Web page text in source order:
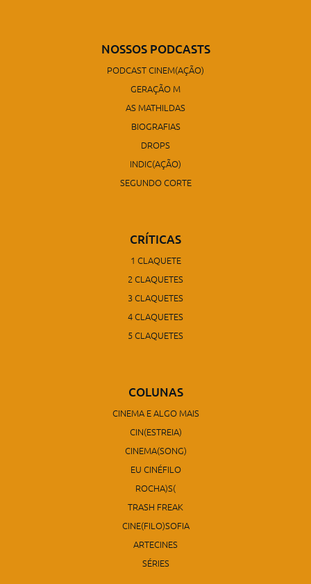
NOSSOS PODCASTS
PODCAST CINEM(AÇÃO)
GERAÇÃO M
AS MATHILDAS
BIOGRAFIAS
DROPS
INDIC(AÇÃO)
SEGUNDO CORTE
CRÍTICAS
1 CLAQUETE
2 CLAQUETES
3 CLAQUETES
4 CLAQUETES
5 CLAQUETES
COLUNAS
CINEMA E ALGO MAIS
CIN(ESTREIA)
CINEMA(SONG)
EU CINÉFILO
ROCHA)S(
TRASH FREAK
CINE(FILO)SOFIA
ARTECINES
SÉRIES